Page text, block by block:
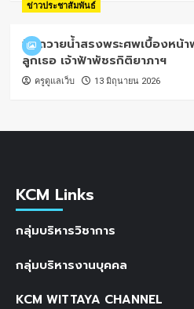
ข่าวประชาสัมพันธ์
พิธีถวายน้ำสรงพระศพเบื้องหน้า
ลูกเธอ เจ้าฟ้าพัชรกิติยาภาฯ
ครูดูแลเว็บ 13 มิถุนายน 2026
KCM Links
กลุ่มบริหารวิชาการ
กลุ่มบริหารงานบุคคล
KCM WITTAYA CHANNEL